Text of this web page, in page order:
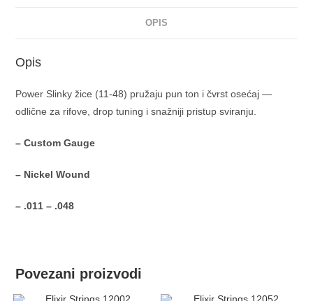
OPIS
Opis
Power Slinky žice (11-48) pružaju pun ton i čvrst osećaj —
odlične za rifove, drop tuning i snažniji pristup sviranju.
– Custom Gauge
– Nickel Wound
– .011 – .048
Povezani proizvodi